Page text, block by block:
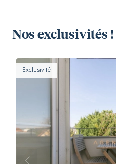
Nos exclusivités !
Exclusivité